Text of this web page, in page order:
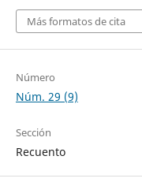
Más formatos de cita
Número
Núm. 29 (9)
Sección
Recuento